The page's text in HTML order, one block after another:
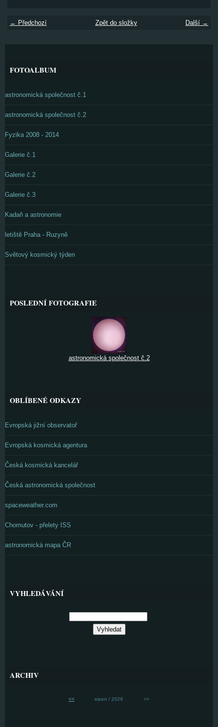
← Předchozí Další →
Zpět do složky
FOTOALBUM
astronomická společnost č.1
astronomická společnost č.2
Fyzika 2008 - 2014
Galerie č.1
Galerie č.2
Galerie č.3
Kadaň a astronomie
letiště Praha - Ruzyně
Světový kosmický týden
POSLEDNÍ FOTOGRAFIE
astronomická společnost č.2
OBLÍBENÉ ODKAZY
Evropská jižní observatoř
Evropská kosmická agentura
Česká kosmická kancelář
Česká astronomická společnost
spaceweather.com
Chomutov - přelety ISS
astronomická mapa ČR
VYHLEDÁVÁNÍ
ARCHIV
<< srpen / 2026 >>